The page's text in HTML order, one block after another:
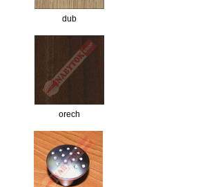
dub
orech